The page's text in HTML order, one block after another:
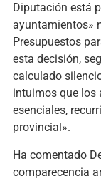
Diputación está
ayuntamientos»
Presupuestos
esta decisión,
calculado
intuimos que los
esenciales,
provincial».
Ha comentado
comparecencia